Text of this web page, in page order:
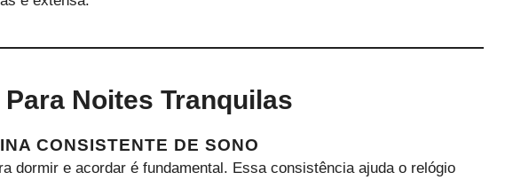
Noites Tranquilas
CONSISTENTE DE SONO
dormir e acordar é fundamental. Essa consistência ajuda o relógio